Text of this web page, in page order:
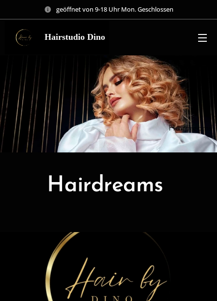
geöffnet von 9-18 Uhr Mon. Geschlossen
Hairstudio Dino
Hairdreams
Hairdreams